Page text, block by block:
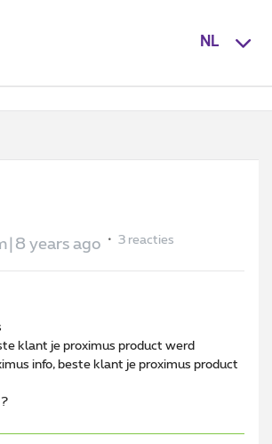
NL
years ago 3 reacties
klant je proximus product werd
info, beste klant je proximus product